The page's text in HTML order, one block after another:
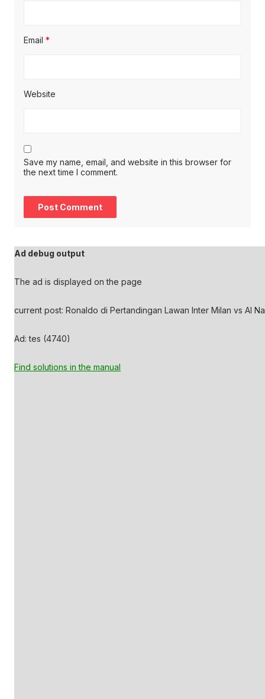
Email *
Website
Save my name, email, and website in this browser for
the next time I comment.
Ad debug output
The ad is displayed on the page
current post: Ronaldo di Pertandingan Lawan Inter Milan vs Al
Ad: tes (4740)
Find solutions in the manual